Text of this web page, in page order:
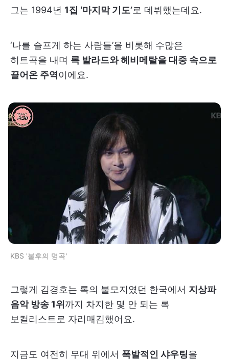
그는 1994년 1집 ‘마지막 기도’로 데뷔했는데요.
‘나를 슬프게 하는 사람들’을 비롯해 수많은
히트곡을 내며 록 발라드와 헤비메탈을 대중 속으로
끌어온 주역이에요.
KBS '불후의 명곡'
그렇게 김경호는 록의 불모지였던 한국에서 지상파
음악 방송 1위까지 차지한 몇 안 되는 록
보컬리스트로 자리매김했어요.
지금도 여전히 무대 위에서 폭발적인 샤우팅을